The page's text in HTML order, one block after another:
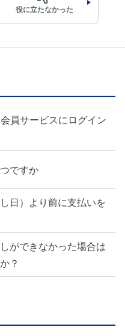
役に立たなかった
員サービスにログイン
ですか
日）より前に支払いを
ができなかった場合は
？